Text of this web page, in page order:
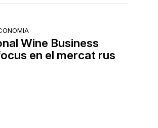
Wine Business
en el mercat rus